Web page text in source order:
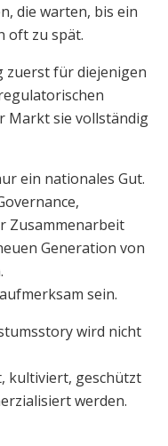
die warten, bis ein
oft zu spät.
zuerst für diejenigen
Markt sie vollständig
ein nationales Gut.
Zusammenarbeit
Generation von
sein.
wird nicht
kultiviert, geschützt
werden.